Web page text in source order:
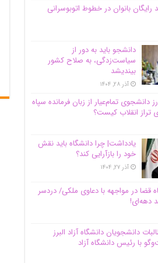
رایگان بانوان در خطوط اتوبوسرانی
دانشجو باید به دور از
سیاست‌زدگی، به صلاح کشور
بیندیشد
آذر ۲۸, ۱۴۰۴
دانشجوی تمام‌عیار از زبان فرمانده سپاه
تراز انقلاب کیست؟
یادداشت| چرا دانشگاه باید نقش
خود را بازآرایی کند؟
آذر ۲۷, ۱۴۰۴
قضا در مواجهه با دعاوی ملکی/ دردسر
دهه‌ای!
دانشجویان دانشگاه آزاد البرز
با رئیس دانشگاه آز‌اد